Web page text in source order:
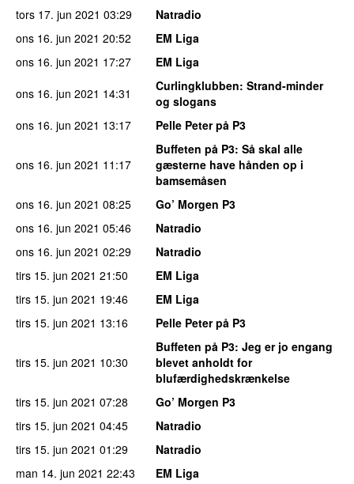
tors 17. jun 2021 03:29
Natradio
ons 16. jun 2021 20:52
EM Liga
ons 16. jun 2021 17:27
EM Liga
ons 16. jun 2021 14:31 Curlingklubben: Strand-minder
og slogans
ons 16. jun 2021 13:17 Pelle Peter på P3
ons 16. jun 2021 11:17
Buffeten på P3: Så skal alle
gæsterne have hånden op i
bamsemåsen
ons 16. jun 2021 08:25
Go’ Morgen P3
ons 16. jun 2021 05:46
Natradio
ons 16. jun 2021 02:29
Natradio
tirs 15. jun 2021 21:50
EM Liga
tirs 15. jun 2021 19:46
EM Liga
tirs 15. jun 2021 13:16 Pelle Peter på P3
tirs 15. jun 2021 10:30
Buffeten på P3: Jeg er jo engang
blevet anholdt for
blufærdighedskrænkelse
tirs 15. jun 2021 07:28
Go’ Morgen P3
tirs 15. jun 2021 04:45
Natradio
tirs 15. jun 2021 01:29
Natradio
man 14. jun 2021 22:43 EM Liga